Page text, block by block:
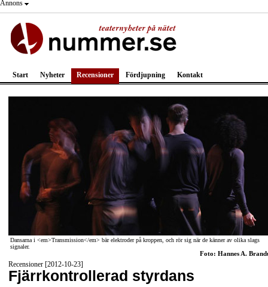
Annons
Start Nyheter Recensioner Fördjupning Kontakt
Dansarna i <em>Transmission</em> bär elektroder på kroppen, och rör sig när de känner av olika slags
signaler.
Foto: Hannes A.
Recensioner [2012-10-23]
Fjärrkontrollerad styrdans